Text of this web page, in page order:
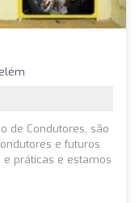
de Condutores, são
e futuros
práticas e estamos